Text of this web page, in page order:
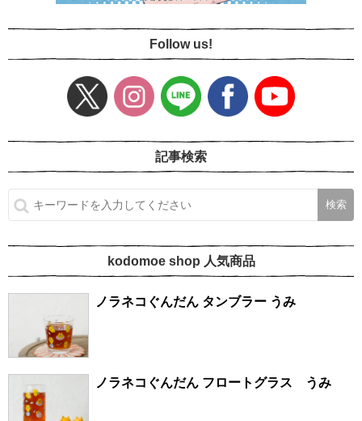
Follow us!
記事検索
kodomoe shop 人気商品
ノラネコぐんだん タンブラー うみ
ノラネコぐんだん フロートグラス うみ